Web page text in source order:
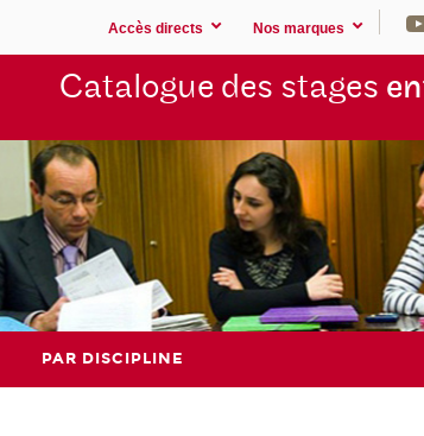
Accès directs Nos marques
Catalogue des stages
PAR DISCIPLINE